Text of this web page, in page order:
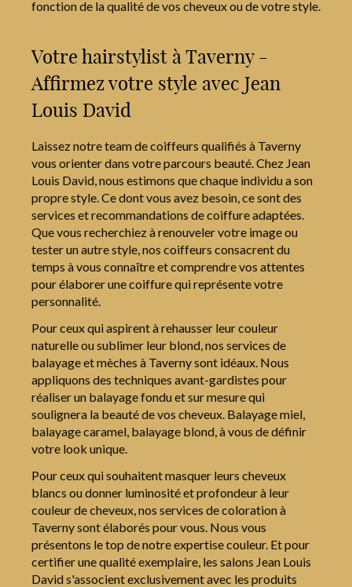
1
fonction de la qualité de vos cheveux ou de votre style.
Votre hairstylist à Taverny -
Affirmez votre style avec Jean
Louis David
Laissez notre team de coiffeurs qualifiés à Taverny
vous orienter dans votre parcours beauté. Chez Jean
Louis David, nous estimons que chaque individu a son
propre style. Ce dont vous avez besoin, ce sont des
services et recommandations de coiffure adaptées.
Que vous recherchiez à renouveler votre image ou
tester un autre style, nos coiffeurs consacrent du
temps à vous connaître et comprendre vos attentes
pour élaborer une coiffure qui représente votre
personnalité.
Pour ceux qui aspirent à rehausser leur couleur
naturelle ou sublimer leur blond, nos services de
balayage et mèches à Taverny sont idéaux. Nous
appliquons des techniques avant-gardistes pour
réaliser un balayage fondu et sur mesure qui
soulignera la beauté de vos cheveux. Balayage miel,
balayage caramel, balayage blond, à vous de définir
votre look unique.
Pour ceux qui souhaitent masquer leurs cheveux
blancs ou donner luminosité et profondeur à leur
couleur de cheveux, nos services de coloration à
Taverny sont élaborés pour vous. Nous vous
présentons le top de notre expertise couleur. Et pour
certifier une qualité exemplaire, les salons Jean Louis
David s'associent exclusivement avec les produits